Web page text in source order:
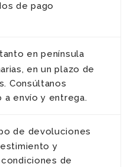
de pago
en península
en un plazo de
Consúltanos
envío y entrega.
de devoluciones
y
de